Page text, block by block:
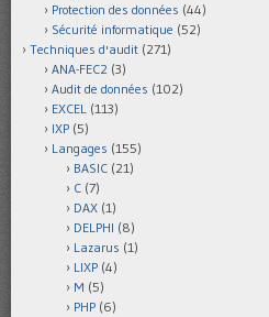
Protection des données (44)
Sécurité informatique (52)
Techniques d'audit (271)
ANA-FEC2 (3)
Audit de données (102)
EXCEL (113)
IXP (5)
Langages (155)
BASIC (21)
C (7)
DAX (1)
DELPHI (8)
Lazarus (1)
LIXP (4)
M (5)
PHP (6)